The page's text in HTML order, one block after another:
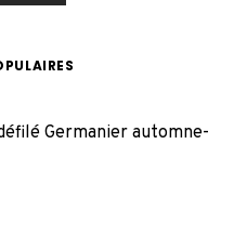
Germanier automne-